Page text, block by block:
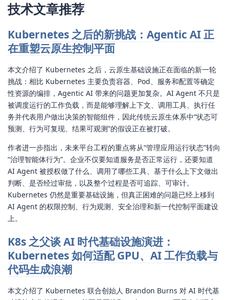
技术文章推荐
Kubernetes 之后的新挑战：Agentic AI 正
在重塑云原生控制平面
本文介绍了 Kubernetes 之后，云原生基础设施正在面临的新一轮
挑战：相比 Kubernetes 主要负责容器、Pod、服务和配置等确定
性资源的编排，Agentic AI 带来的问题更加复杂。AI Agent 不只是
被调度运行的工作负载，而是能够理解上下文、调用工具、执行任
务并代表用户做出决策的智能组件，因此传统云原生体系中“状态可
预测、行为可复现、结果可观测”的假设正在被打破。
作者进一步指出，未来平台工程的重点将从“管理应用运行状态”转向
“治理智能体行为”。企业不仅要知道服务是否正常运行，还要知道
AI Agent 被授权做了什么、调用了哪些工具、基于什么上下文做出
判断、是否经过审批，以及整个过程是否可追踪、可审计。
Kubernetes 仍然是重要基础设施，但真正困难的问题已经上移到
AI Agent 的权限控制、行为观测、安全治理和新一代控制平面建设
上。
K8s 之父谈 AI 时代基础设施演进：
Kubernetes 如何适配 GPU、AI 工作负载与
代码生成浪潮
本文介绍了 Kubernetes 联合创始人 Brandon Burns 对 AI 时代基